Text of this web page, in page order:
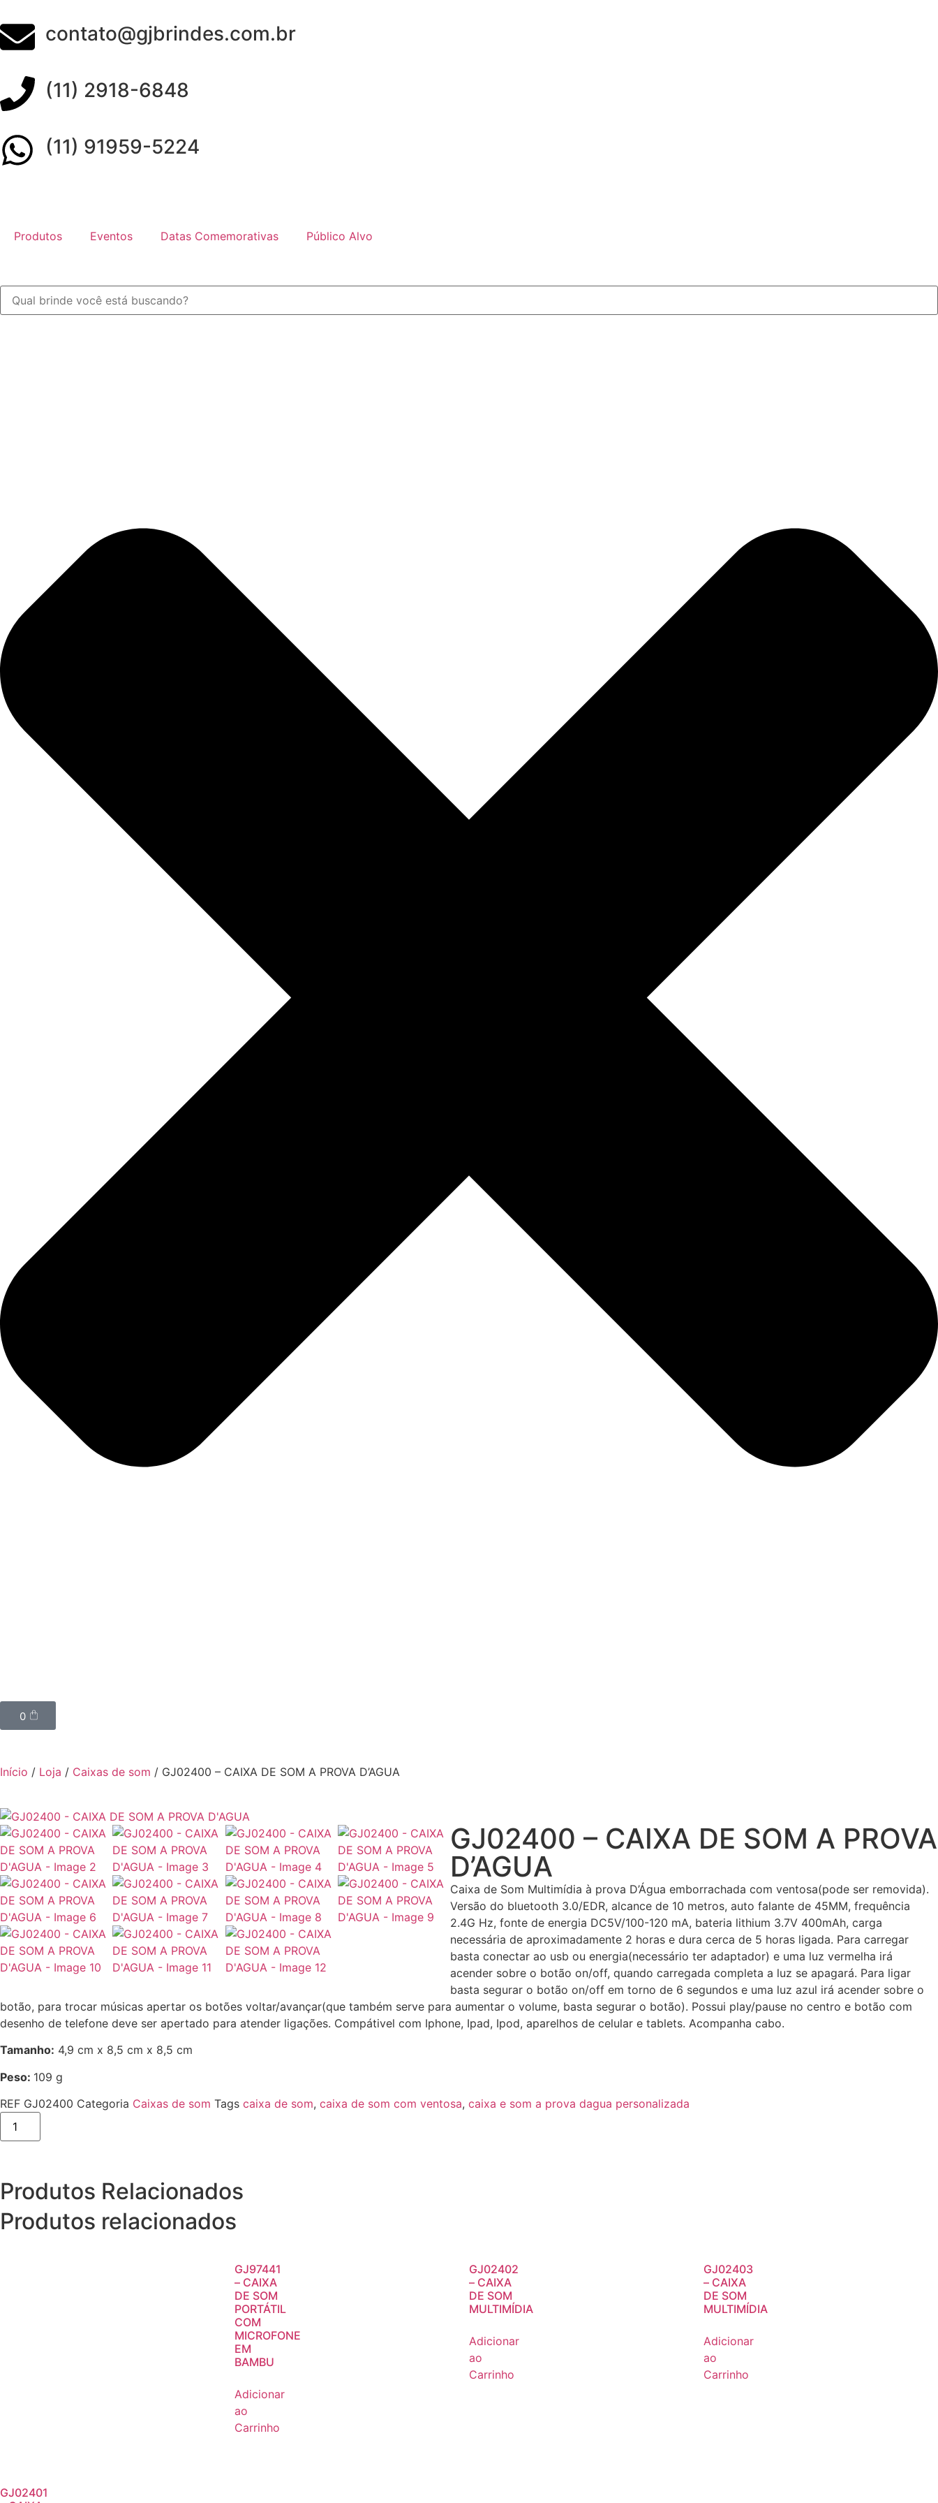
contato@gjbrindes.com.br
(11) 2918-6848
(11) 91959-5224
Produtos Eventos Datas Comemorativas Público Alvo
0
Início / Loja / Caixas de som / GJ02400 – CAIXA DE SOM A PROVA D’AGUA
GJ02400 – CAIXA DE SOM A PROVA
D’AGUA
Caixa de Som Multimídia à prova D’Água emborrachada com ventosa(pode ser removida).
Versão do bluetooth 3.0/EDR, alcance de 10 metros, auto falante de 45MM, frequência
2.4G Hz, fonte de energia DC5V/100-120 mA, bateria lithium 3.7V 400mAh, carga
necessária de aproximadamente 2 horas e dura cerca de 5 horas ligada. Para carregar
basta conectar ao usb ou energia(necessário ter adaptador) e uma luz vermelha irá
acender sobre o botão on/off, quando carregada completa a luz se apagará. Para ligar
basta segurar o botão on/off em torno de 6 segundos e uma luz azul irá acender sobre o
botão, para trocar músicas apertar os botões voltar/avançar(que também serve para aumentar o volume, basta segurar o botão). Possui play/pause no centro e botão com
desenho de telefone deve ser apertado para atender ligações. Compátivel com Iphone, Ipad, Ipod, aparelhos de celular e tablets. Acompanha cabo.
Tamanho: 4,9 cm x 8,5 cm x 8,5 cm
Peso: 109 g
REF GJ02400 Categoria Caixas de som Tags caixa de som, caixa de som com ventosa, caixa e som a prova dagua personalizada
Produtos Relacionados
Produtos relacionados
GJ97441
– CAIXA
DE SOM
PORTÁTIL
COM
MICROFONE
EM
BAMBU
Adicionar
ao
Carrinho
GJ02402
– CAIXA
DE SOM
MULTIMÍDIA
Adicionar
ao
Carrinho
GJ02403
– CAIXA
DE SOM
MULTIMÍDIA
Adicionar
ao
Carrinho
GJ02401